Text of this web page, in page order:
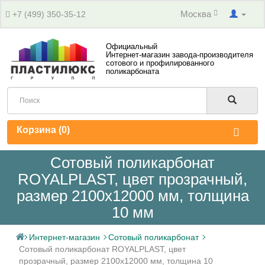
+7 (499) 350-35-12 Москва
Официальный
Интернет-магазин завода-производителя
сотового и профилированного
поликарбоната
Корзина (0)
Сотовый поликарбонат
ROYALPLAST, цвет прозрачный,
размер 2100x12000 мм, толщина
10 мм
Интернет-магазин
Сотовый поликарбонат
Сотовый поликарбонат ROYALPLAST, цвет
прозрачный, размер 2100x12000 мм, толщина 10